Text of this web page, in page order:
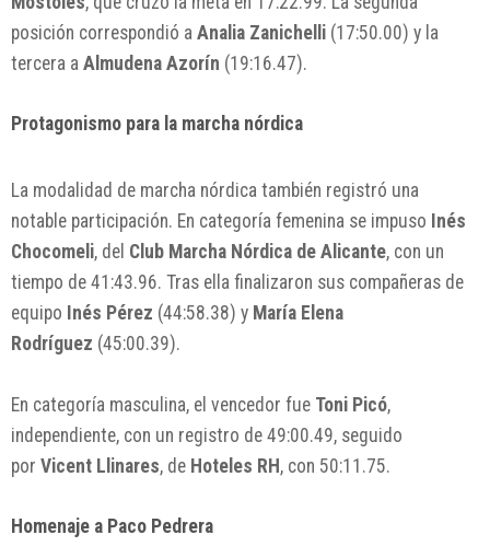
posición correspondió a Analia Zanichelli (17:50.00) y la
tercera a Almudena Azorín (19:16.47).
Protagonismo para la marcha nórdica
La modalidad de marcha nórdica también registró una
notable participación. En categoría femenina se impuso Inés
Chocomeli, del Club Marcha Nórdica de Alicante, con un
tiempo de 41:43.96. Tras ella finalizaron sus compañeras de
equipo Inés Pérez (44:58.38) y María Elena
Rodríguez (45:00.39).
En categoría masculina, el vencedor fue Toni Picó,
independiente, con un registro de 49:00.49, seguido
por Vicent Llinares, de Hoteles RH, con 50:11.75.
Homenaje a Paco Pedrera